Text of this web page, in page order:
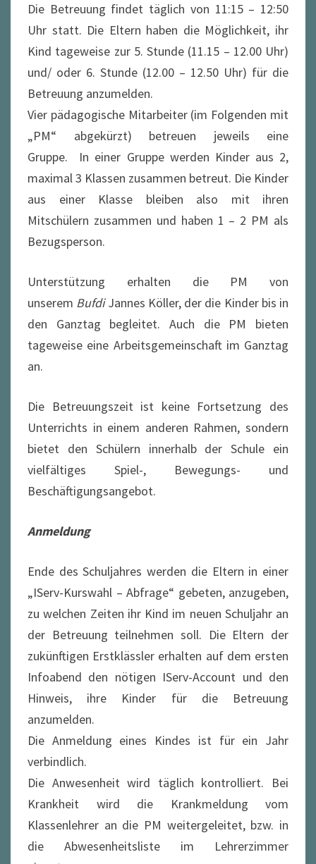
Die Betreuung findet täglich von 11:15 – 12:50
Uhr statt. Die Eltern haben die Möglichkeit, ihr
Kind tageweise zur 5. Stunde (11.15 – 12.00 Uhr)
und/ oder 6. Stunde (12.00 – 12.50 Uhr) für die
Betreuung anzumelden.
Vier pädagogische Mitarbeiter (im Folgenden mit
„PM“ abgekürzt) betreuen jeweils eine
Gruppe. In einer Gruppe werden Kinder aus 2,
maximal 3 Klassen zusammen betreut. Die Kinder
aus einer Klasse bleiben also mit ihren
Mitschülern zusammen und haben 1 – 2 PM als
Bezugsperson.
Unterstützung erhalten die PM von
unserem BufdiJannes Köller, der die Kinder bis in
den Ganztag begleitet. Auch die PM bieten
tageweise eine Arbeitsgemeinschaft im Ganztag
an.
Die Betreuungszeit ist keine Fortsetzung des
Unterrichts in einem anderen Rahmen, sondern
bietet den Schülern innerhalb der Schule ein
vielfältiges Spiel-, Bewegungs- und
Beschäftigungsangebot.
Anmeldung
Ende des Schuljahres werden die Eltern in einer
„IServ-Kurswahl – Abfrage“ gebeten, anzugeben,
zu welchen Zeiten ihr Kind im neuen Schuljahr an
der Betreuung teilnehmen soll. Die Eltern der
zukünftigen Erstklässler erhalten auf dem ersten
Infoabend den nötigen IServ-Account und den
Hinweis, ihre Kinder für die Betreuung
anzumelden.
Die Anmeldung eines Kindes ist für ein Jahr
verbindlich.
Die Anwesenheit wird täglich kontrolliert. Bei
Krankheit wird die Krankmeldung vom
Klassenlehrer an die PM weitergeleitet, bzw. in
die Abwesenheitsliste im Lehrerzimmer